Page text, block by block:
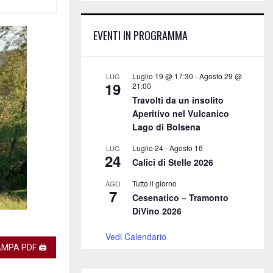
PDF 🖨
o
C
EVENTI IN PROGRAMMA
LUG
19
Luglio 19 @ 17:30 -Agosto 29 @
21:00
Travolti da un insolito
Aperitivo nel Vulcanico
Lago di Bolsena
LUG
24
Luglio 24-Agosto 16
Calici di Stelle 2026
AGO
7
Tutto il giorno
Cesenatico – Tramonto
DiVino 2026
Vedi Calendario